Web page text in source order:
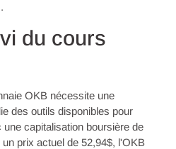
du cours
OKB nécessite une
des outils disponibles pour
capitalisation boursière de
prix actuel de 52,94$, l'OKB